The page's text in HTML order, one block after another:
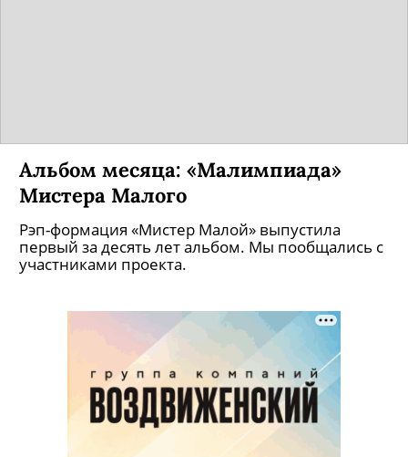
Альбом месяца: «Малимпиада»
Мистера Малого
Рэп-формация «Мистер Малой» выпустила
первый за десять лет альбом. Мы пообщались с
участниками проекта.